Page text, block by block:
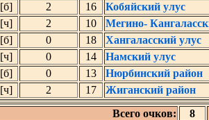
[б] 2 16
Кобяйский улус
[ч] 2 10
Мегино-
[б] 0 18
Хангаласский улус
[ч] 0 14
Намский улус
[б] 0 13
Нюрбинский район
[ч] 2 17
Жиганский район
Всего очков:
8